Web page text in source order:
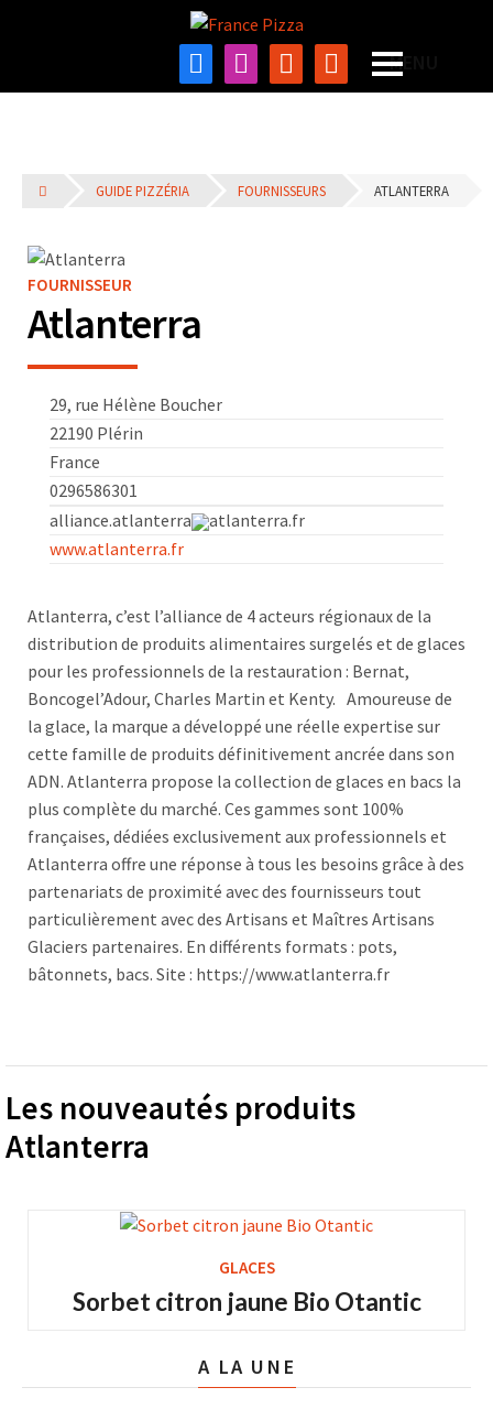
GUIDE PIZZÉRIA FOURNISSEURS ATLANTERRA
FOURNISSEUR
Atlanterra
29, rue Hélène Boucher
22190 Plérin
France
0296586301
alliance.atlanterra
atlanterra.fr
www.atlanterra.fr
Atlanterra, c’est l’alliance de 4 acteurs régionaux de la
distribution de produits alimentaires surgelés et de glaces
pour les professionnels de la restauration : Bernat,
Boncogel’Adour, Charles Martin et Kenty. Amoureuse de
la glace, la marque a développé une réelle expertise sur
cette famille de produits définitivement ancrée dans son
ADN. Atlanterra propose la collection de glaces en bacs la
plus complète du marché. Ces gammes sont 100%
françaises, dédiées exclusivement aux professionnels et
Atlanterra offre une réponse à tous les besoins grâce à des
partenariats de proximité avec des fournisseurs tout
particulièrement avec des Artisans et Maîtres Artisans
Glaciers partenaires. En différents formats : pots,
bâtonnets, bacs. Site : https://www.atlanterra.fr
Les nouveautés produits
Atlanterra
GLACES
Sorbet citron jaune Bio Otantic
A LA UNE